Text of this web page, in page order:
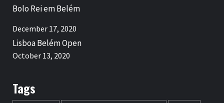
Bolo Rei em Belém
December 17, 2020
Lisboa Belém Open
October 13, 2020
Tags